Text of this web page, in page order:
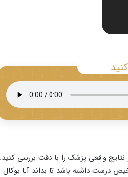
واقعی پزشک را با دقت بررسی کنید.
درست داشته باشد تا بداند آیا بوکال